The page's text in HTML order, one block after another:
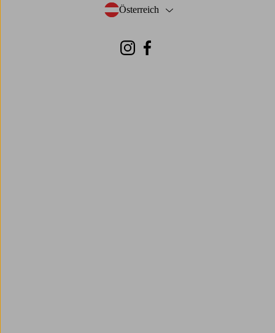
Österreich
- Land auswählen